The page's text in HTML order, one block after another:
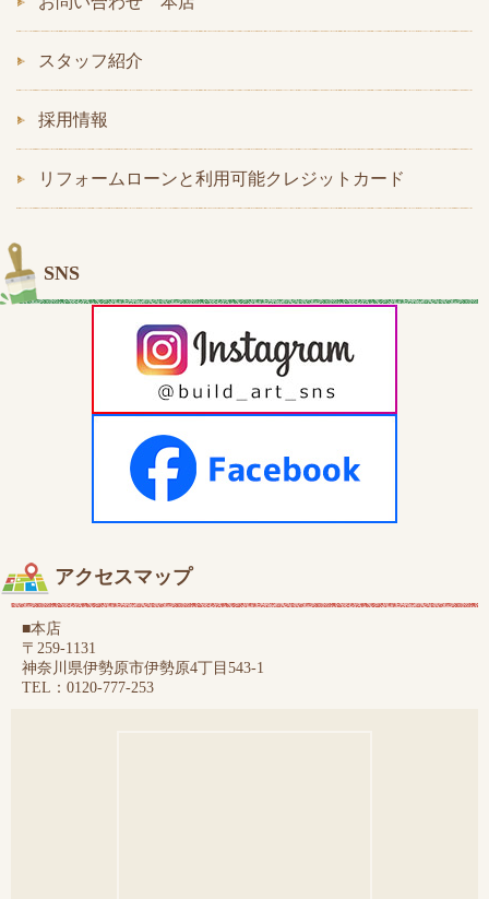
スタッフ紹介
採用情報
リフォームローンと利用可能クレジットカード
SNS
アクセスマップ
■本店
〒259-1131
神奈川県伊勢原市伊勢原4丁目543-1
TEL：0120-777-253